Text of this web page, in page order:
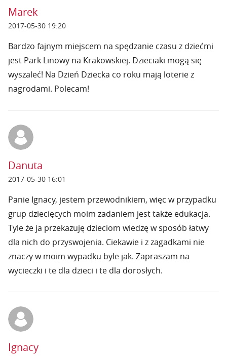
Marek
2017-05-30 19:20
Bardzo fajnym miejscem na spędzanie czasu z dziećmi
jest Park Linowy na Krakowskiej. Dzieciaki mogą się
wyszaleć! Na Dzień Dziecka co roku mają loterie z
nagrodami. Polecam!
Danuta
2017-05-30 16:01
Panie Ignacy, jestem przewodnikiem, więc w przypadku
grup dziecięcych moim zadaniem jest także edukacja.
Tyle że ja przekazuję dzieciom wiedzę w sposób łatwy
dla nich do przyswojenia. Ciekawie i z zagadkami nie
znaczy w moim wypadku byle jak. Zapraszam na
wycieczki i te dla dzieci i te dla dorosłych.
Ignacy